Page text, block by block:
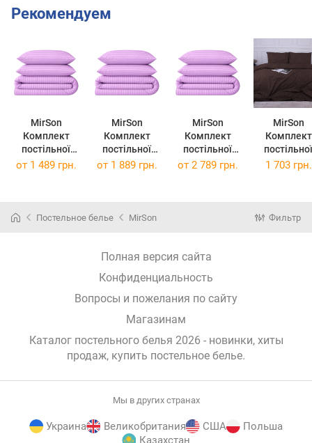
Рекомендуем
MirSon
Комплект
постільної
білизни
Stripe Purple
MirSon
Комплект
постільної
білизни King
Бязь
MirSon
Комплект
постільної
білизни
MirSon
Комплект
постільної
білизни
0624
от 1 489 грн. от 1 889 грн. от 2 789 грн. 1 703 грн.
Постельное белье MirSon Фильтр
Полная версия сайта
Конфиденциальность
Вопросы и пожелания по сайту
Магазинам
Каталог постельного белья 2026 - новинки, хиты
продаж, купить постельное белье.
Мы в других странах
Украина Великобритания США
Польша
Казахстан